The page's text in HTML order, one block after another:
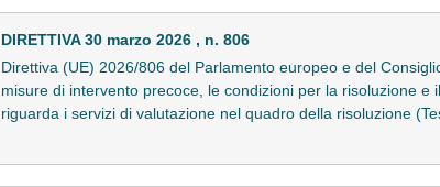
DIRETTIVA 30 marzo 2026 , n. 806
Direttiva (UE) 2026/806 del Parlamento europeo e del
misure di intervento precoce, le condizioni per la risoluzione
riguarda i servizi di valutazione nel quadro della risoluzione